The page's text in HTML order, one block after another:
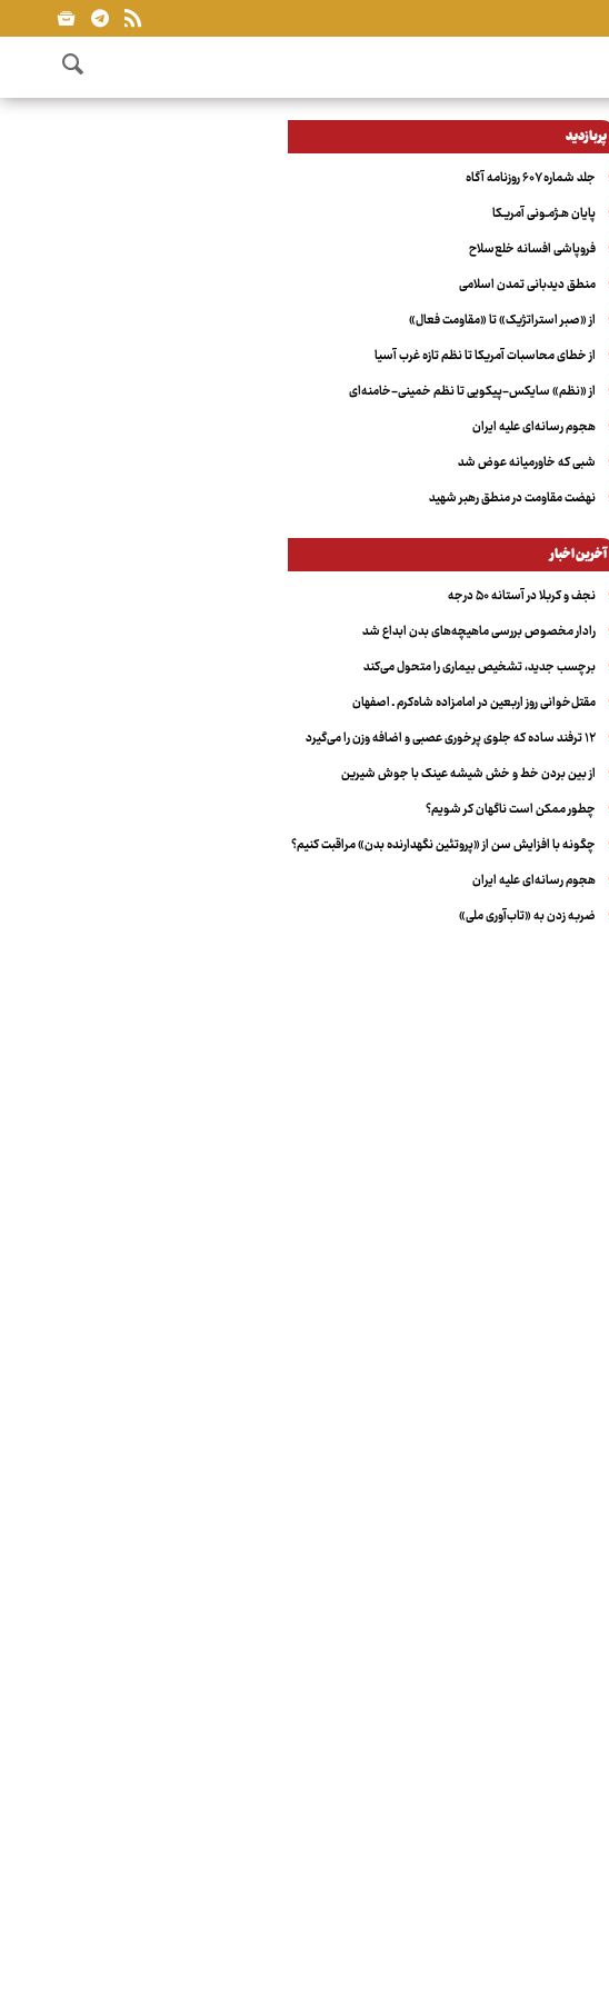
پربازدید
جلد شماره ۶۰۷ روزنامه آگاه
پایان هـژمـونی آمریـکا
فروپاشی افسانه خلع‌سلاح
منطق دیدبانی تمدن اسلامی
از «صبر استراتژیک» تا «مقاومت فعال»
از خطای محاسبات آمریکا تا نظم تازه غرب آسیا
از «نظم» سایکس-پیکویی تا نظم خمینی-خامنه‌ای
هجوم رسانه‌ای علیه ایران
شبی که خاورمیانه عوض شد
نهضت مقاومت در منطق رهبر شهید
آخرین اخبار
نجف و کربلا در آستانه ۵۰ درجه
رادار مخصوص بررسی ماهیچه‌های بدن ابداع شد
برچسب جدید، تشخیص بیماری را متحول می‌کند
مقتل‌خوانی روز اربعین در امامزاده شاه‌کرم ـ اصفهان
۱۲ ترفند ساده که جلوی پرخوری عصبی و اضافه ‌وزن را می‌گیرد
از بین بردن خط و خش شیشه عینک با جوش شیرین
چطور ممکن است ناگهان کر شویم؟
چگونه با افزایش سن از «پروتئین نگهدارنده بدن» مراقبت کنیم؟
هجوم رسانه‌ای علیه ایران
ضربه زدن به «تاب‌آوری ملی»